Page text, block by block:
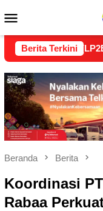
ke
Mobile
Berita Terkini
(LP2B)
Beranda Berita
Koordinasi
Rabaa